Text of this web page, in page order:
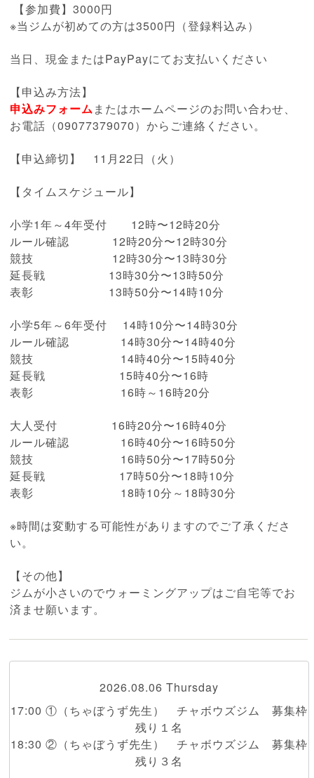
【参加費】3000円
※当ジムが初めての方は3500円（登録料込み）
当日、現金またはPayPayにてお支払いください
【申込み方法】
申込みフォームまたはホームページのお問い合わせ、
お電話（09077379070）からご連絡ください。
【申込締切】 11月22日（火）
【タイムスケジュール】
小学1年～4年受付 12時〜12時20分
ルール確認 12時20分〜12時30分
競技 12時30分〜13時30分
延長戦 13時30分〜13時50分
表彰 13時50分〜14時10分
小学5年～6年受付 14時10分〜14時30分
ルール確認 14時30分〜14時40分
競技 14時40分〜15時40分
延長戦 15時40分〜16時
表彰 16時～ 16時20分
大人受付 16時20分〜16時40分
ルール確認 16時40分〜16時50分
競技 16時50分〜17時50分
延長戦 17時50分〜18時10分
表彰 18時10分～18時30分
※時間は変動する可能性がありますのでご了承くださ
い。
【その他】
ジムが小さいのでウォーミングアップはご自宅等でお
済ませ願います。
2026.08.06 Thursday
17:00 ①（ちゃぼうず先生） チャボウズジム 募集枠
残り１名
18:30 ②（ちゃぼうず先生） チャボウズジム 募集枠
残り３名